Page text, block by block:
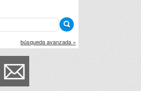
búsqueda avanzada »